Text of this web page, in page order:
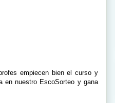
empiecen bien el curso y
en nuestro EscoSorteo y gana